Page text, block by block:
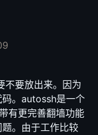
不要放出来。因为
。autossh是一个
有更完善翻墙功能
。由于工作比较